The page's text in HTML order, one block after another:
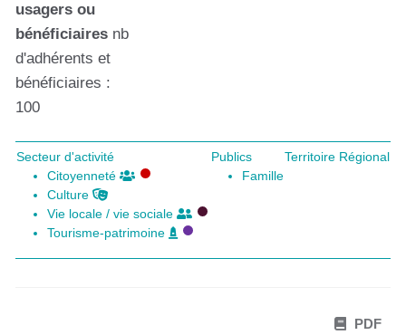
usagers ou
bénéficiaires nb
d'adhérents et
bénéficiaires :
100
Secteur d'activité
Citoyenneté
Culture
Vie locale / vie sociale
Tourisme-patrimoine
Publics
Famille
Territoire Régional
PDF